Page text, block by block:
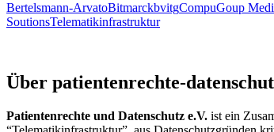
Bertelsmann-ArvatoBitmarckbvitgCompuGoup
SoutionsTelematikinfrastruktur
Patientenrechte und Datenschutz
Über patientenrechte-
Patientenrechte und Datenschutz e.V. ist ein